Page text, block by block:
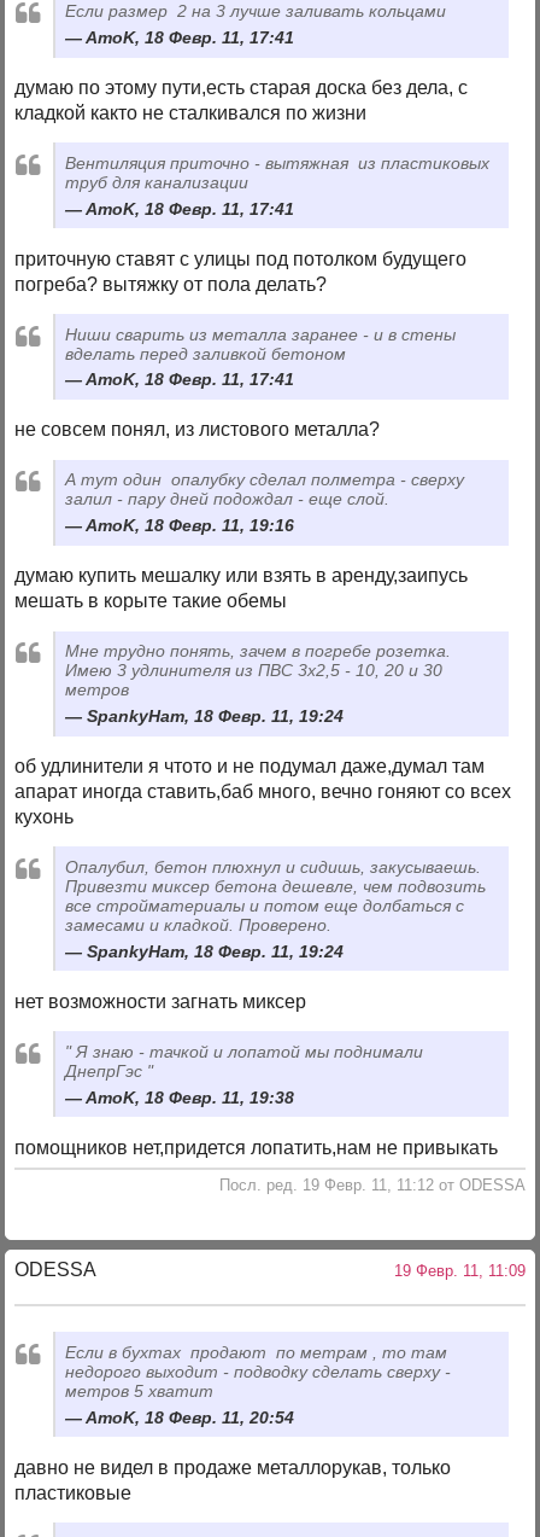
Если размер 2 на 3 лучше заливать кольцами
AmoK, 18 Февр. 11, 17:41
думаю по этому пути,есть старая доска без дела, с
кладкой както не сталкивался по жизни
Вентиляция приточно - вытяжная из пластиковых
труб для канализации
AmoK, 18 Февр. 11, 17:41
приточную ставят с улицы под потолком будущего
погреба? вытяжку от пола делать?
Ниши сварить из металла заранее - и в стены
вделать перед заливкой бетоном
AmoK, 18 Февр. 11, 17:41
не совсем понял, из листового металла?
А тут один опалубку сделал полметра - сверху
залил - пару дней подождал - еще слой.
AmoK, 18 Февр. 11, 19:16
думаю купить мешалку или взять в аренду,заипусь
мешать в корыте такие обемы
Мне трудно понять, зачем в погребе розетка.
Имею 3 удлинителя из ПВС 3х2,5 - 10, 20 и 30
метров
SpankyHam, 18 Февр. 11, 19:24
об удлинители я чтото и не подумал даже,думал там
апарат иногда ставить,баб много, вечно гоняют со всех
кухонь
Опалубил, бетон плюхнул и сидишь, закусываешь.
Привезти миксер бетона дешевле, чем подвозить
все стройматериалы и потом еще долбаться с
замесами и кладкой. Проверено.
SpankyHam, 18 Февр. 11, 19:24
нет возможности загнать миксер
" Я знаю - тачкой и лопатой мы поднимали
ДнепрГэс "
AmoK, 18 Февр. 11, 19:38
помощников нет,придется лопатить,нам не привыкать
Посл. ред. 19 Февр. 11, 11:12 от ODESSA
ODESSA 19 Февр. 11, 11:09
Если в бухтах продают по метрам , то там
недорого выходит - подводку сделать сверху -
метров 5 хватит
AmoK, 18 Февр. 11, 20:54
давно не видел в продаже металлорукав, только
пластиковые